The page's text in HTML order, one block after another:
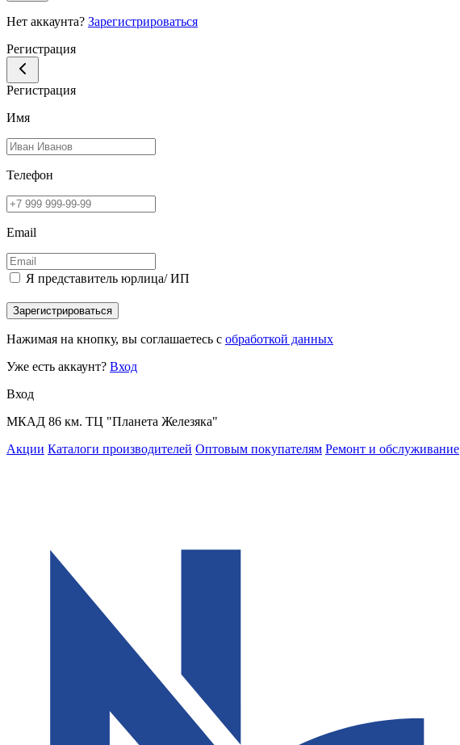
Нет аккаунта? Зарегистрироваться
Регистрация
Регистрация
Имя
Телефон
Email
Я представитель юрлица/ ИП
Зарегистрироваться
Нажимая на кнопку, вы соглашаетесь с обработкой данных
Уже есть аккаунт? Вход
Вход
МКАД 86 км. ТЦ "Планета Железяка"
Акции Каталоги производителей Оптовым покупателям Ремонт и обслуживание